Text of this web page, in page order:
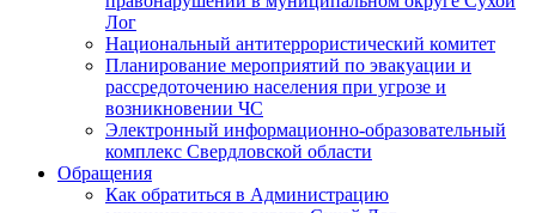
Лог
Национальный антитеррористический комитет
Планирование мероприятий по эвакуации и
рассредоточению населения при угрозе и
возникновении ЧС
Электронный информационно-образовательный
комплекс Свердловской области
Обращения
Как обратиться в Администрацию